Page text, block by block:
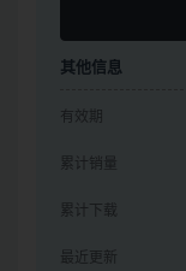
其他信息
有效期
累计销量
累计下载
最近更新